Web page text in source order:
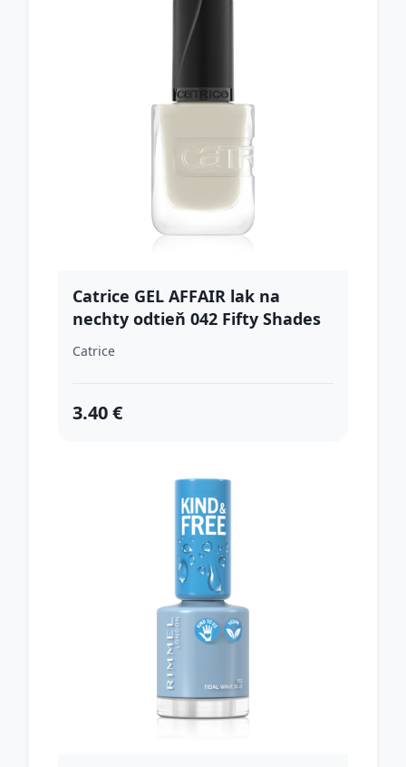
Catrice GEL AFFAIR lak na
nechty odtieň 042 Fifty Shades
of Greige 10.5 ml
Catrice
3.40 €